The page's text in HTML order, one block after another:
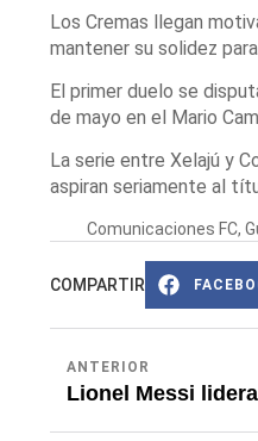
Los Cremas llegan
mantener su solidez
El primer duelo se
de mayo en el Mario
La serie entre Xelajú y
aspiran seriamente al
Comunicaciones FC,
COMPARTIR
ANTERIOR